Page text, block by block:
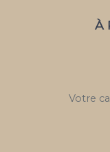
À
Votre